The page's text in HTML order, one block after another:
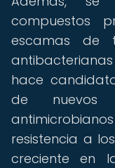
compuestos
escamas de
hace
de nuevos
resistencia a
creciente en